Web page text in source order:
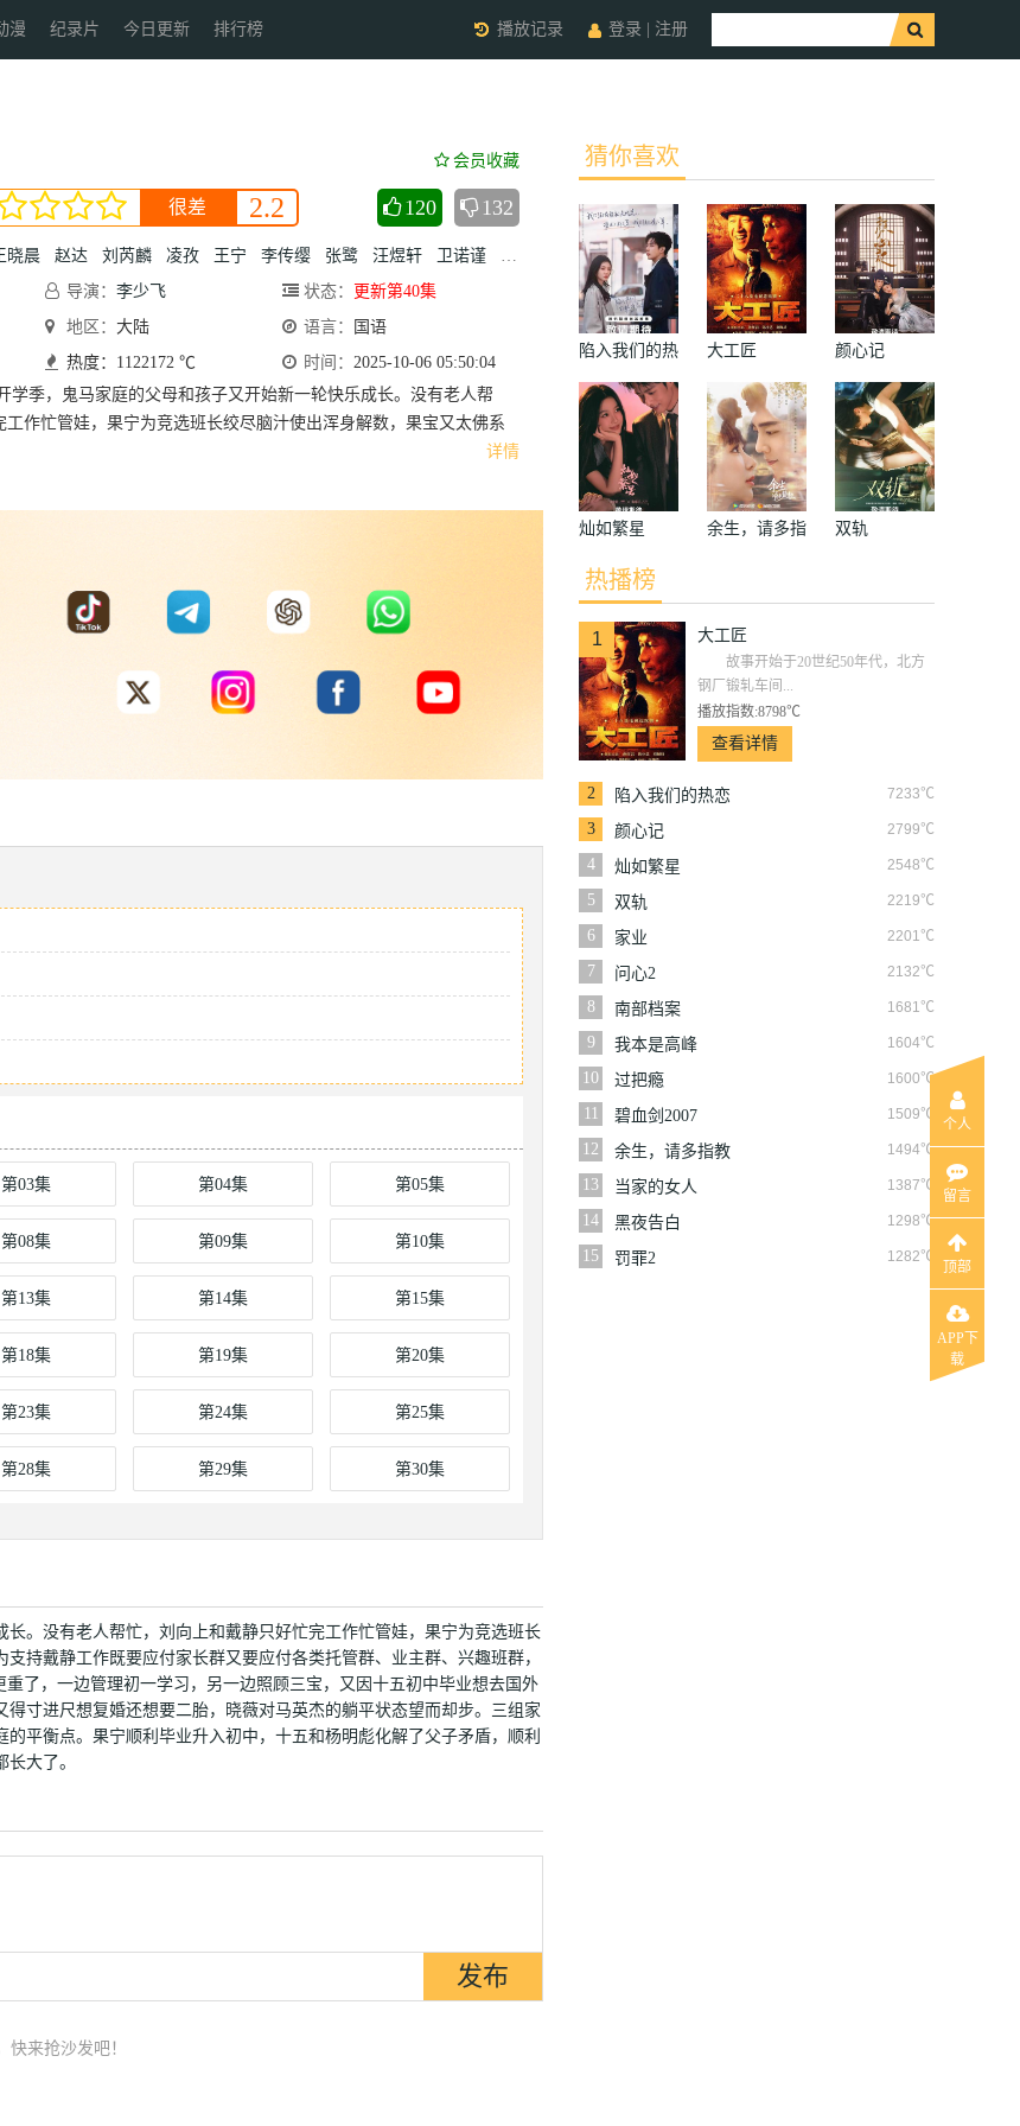
漫 纪录片 今日更新 排行榜 登录 注册
播放记录
会员收藏
很差 2.2 120 132
晓晨 赵达 刘芮麟 凌孜 王宁 李传缨 张鹭 汪煜轩 卫诺谨 孙思程 殷晨曦 任麒光 张茗灿 胡轶轩 卫然 石杭鹭
导演： 李少飞 状态：
更新第40集
地区： 大陆 语言：
国语
热度：1122172 ℃ 时间： 2025-10-06 05:50:04
详情
季，鬼马家庭的父母和孩子又开始新一轮快乐成长。没有老人帮
作忙管娃，果宁为竞选班长绞尽脑汁使出浑身解数，果宝又太佛系
第03集 第04集 第05集
第08集 第09集 第10集
第13集 第14集 第15集
第18集 第19集 第20集
第23集 第24集 第25集
第28集 第29集 第30集
。没有老人帮忙，刘向上和戴静只好忙完工作忙管娃，果宁为竞选班长
持戴静工作既要应付家长群又要应付各类托管群、业主群、兴趣班群，
了，一边管理初一学习，另一边照顾三宝，又因十五初中毕业想去国外
寸进尺想复婚还想要二胎，晓薇对马英杰的躺平状态望而却步。三组家
平衡点。果宁顺利毕业升入初中，十五和杨明彪化解了父子矛盾，顺利
大了。
快来抢沙发吧！
猜你喜欢
陷入我们的热
恋
大工匠 颜心记
灿如繁星
余生，请多指
双轨
热播榜
1 大工匠
故事开始于20世纪50年代，北方
钢厂锻轧车间...
播放指数:8798℃
查看详情
2 7233℃
陷入我们的热恋
3
2799℃
颜心记
4
2548℃
灿如繁星
5
2219℃
双轨
6
2201℃
家业
7
2132℃
问心2
8
1681℃
南部档案
9
1604℃
我本是高峰
10
1600℃
过把瘾
11
1509℃
碧血剑2007
12
1494℃
余生，请多指教
13
1387℃
当家的女人
14
1298℃
黑夜告白
15
1282℃
罚罪2
个人
留言
顶部
APP下
载